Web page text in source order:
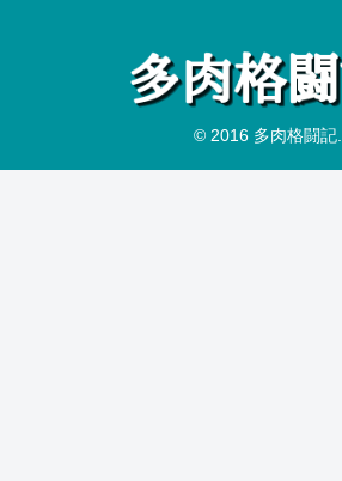
© 2016 多肉格闘記.